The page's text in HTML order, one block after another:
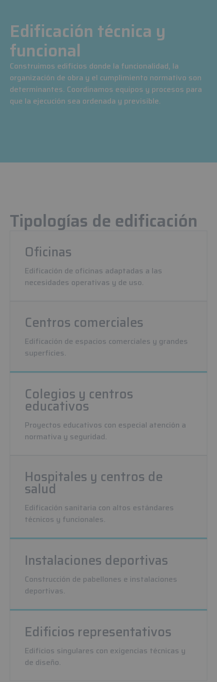
Edificación técnica y
funcional
Construimos edificios donde la funcionalidad, la
organización de obra y el cumplimiento normativo son
determinantes. Coordinamos equipos y procesos para
que la ejecución sea ordenada y previsible.
Tipologías de edificación
Oficinas
Edificación de oficinas adaptadas a las
necesidades operativas y de uso.
Centros comerciales
Edificación de espacios comerciales y grandes
superficies.
Colegios y centros
educativos
Proyectos educativos con especial atención a
normativa y seguridad.
Hospitales y centros de
salud
Edificación sanitaria con altos estándares
técnicos y funcionales.
Instalaciones deportivas
Construcción de pabellones e instalaciones
deportivas.
Edificios representativos
Edificios singulares con exigencias técnicas y
de diseño.